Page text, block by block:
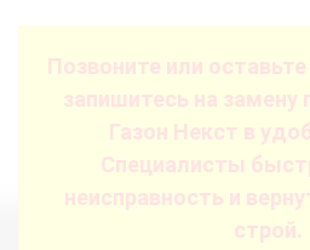
Позвоните или оставьте
запишитесь на
Газон Некст в
Специалисты
неисправность и
строй.